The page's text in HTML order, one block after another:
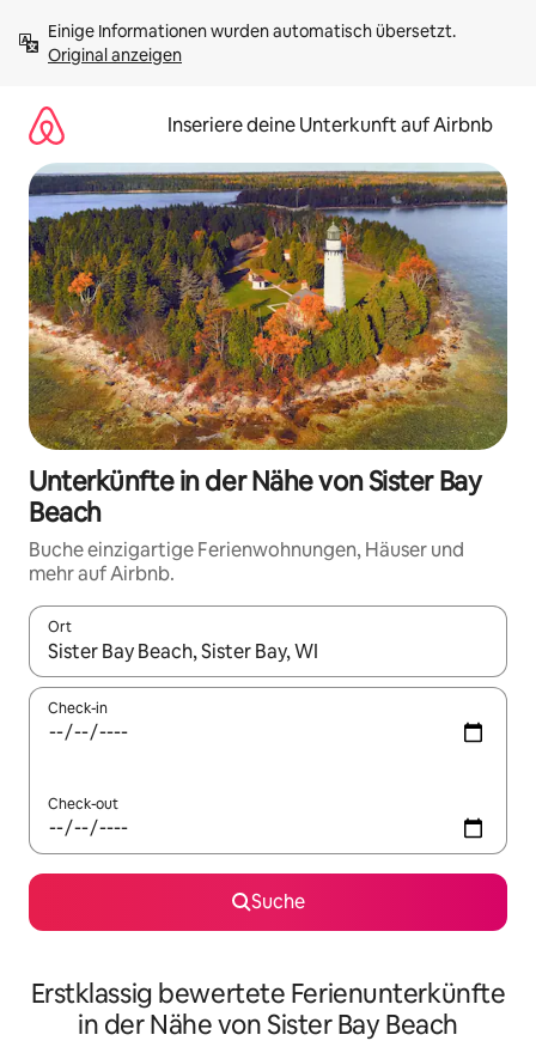
Inhalten
springenOriginal anzeigen
Inseriere deine Unterkunft auf Airbnb
Unterkünfte in der Nähe von Sister Bay
Beach
Buche einzigartige Ferienwohnungen, Häuser und
mehr auf Airbnb.
Ort
Wenn Ergebnisse verfügbar sind, navigiere mit den
Check-in
Check-out
Suche
Erstklassig bewertete Ferienunterkünfte
in der Nähe von Sister Bay Beach